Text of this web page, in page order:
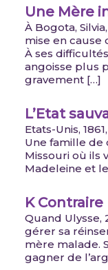
Une Mère
À Bogota,
mise en cause
À ses
angoisse plus
gravement […]
L’Etat
Etats-Unis,
Une famille de
Missouri où ils
Madeleine et
K Contraire
Quand Ulysse,
gérer sa
mère malade.
gagner de